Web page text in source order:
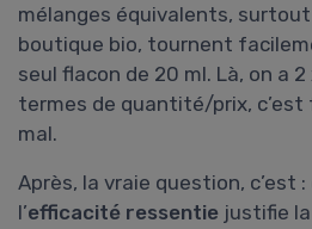
mélanges équivalents,
boutique bio, tournent
seul flacon de 20 ml. Là, on a
termes de quantité/prix,
mal.
Après, la vraie question, c’est
l’efficacité ressentie justifie